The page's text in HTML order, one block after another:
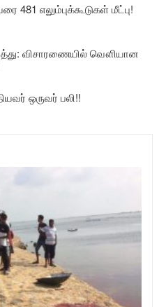
481 எலும்புக்கூடுகள் மீட்பு!
விசாரணையில் வௌியான
ஒருவர் பலி!!